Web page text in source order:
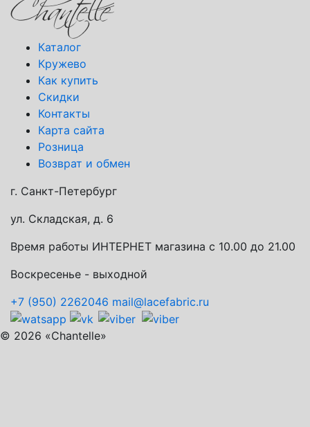
Каталог
Кружево
Как купить
Скидки
Контакты
Карта сайта
Розница
Возврат и обмен
г. Санкт-Петербург
ул. Складская, д. 6
Время работы ИНТЕРНЕТ магазина с 10.00 до 21.00
Воскресенье - выходной
+7 (950) 2262046 mail@lacefabric.ru
© 2026 «Chantelle»